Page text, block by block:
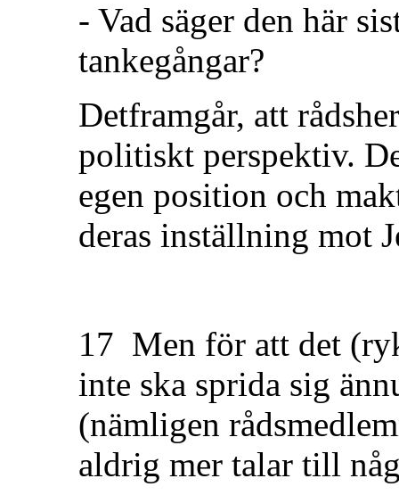
- Vad säger den här
tankegångar?
Detframgår, att
politiskt perspektiv.
egen position och
deras inställning mot
17 Men för att det
inte ska sprida sig
(nämligen
aldrig mer talar till